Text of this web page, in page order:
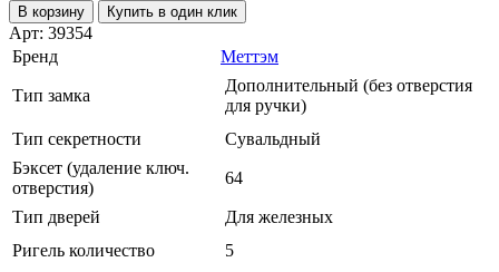
В корзину Купить в один клик
Арт: 39354
Бренд
Меттэм
Тип замка
Дополнительный (без отверстия
для ручки)
Тип секретности
Сувальдный
Бэксет (удаление ключ.
отверстия)
64
Тип дверей
Для железных
Ригель количество
5